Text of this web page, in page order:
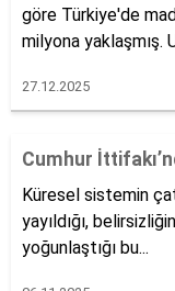
göre Türkiye'de
milyona yaklaşmış.
27.12.2025
Cumhur
Küresel sistemin
yayıldığı,
yoğunlaştığı bu...